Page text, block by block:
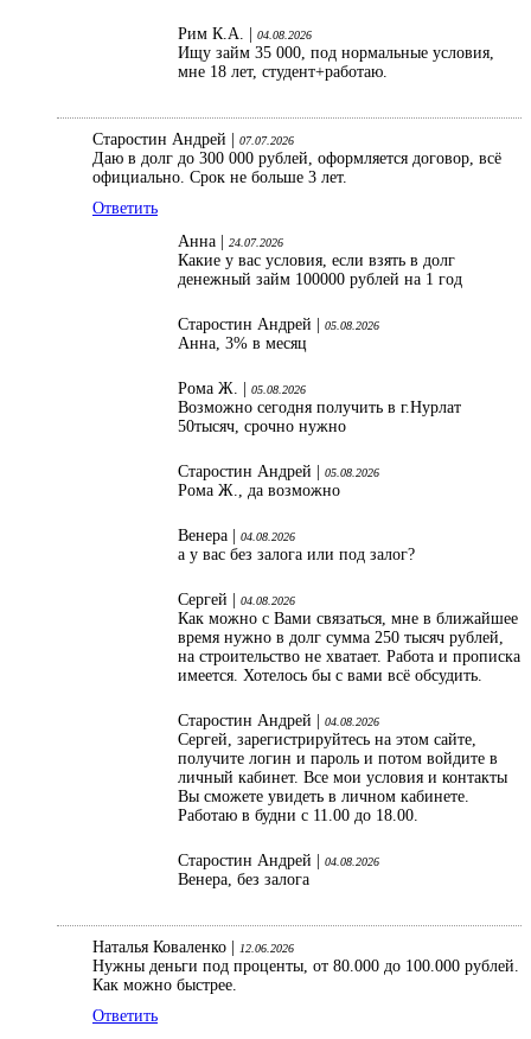
Рим К.А. | 04.08.2026
Ищу займ 35 000, под нормальные условия,
мне 18 лет, студент+работаю.
Старостин Андрей | 07.07.2026
Даю в долг до 300 000 рублей, оформляется договор, всё
официально. Срок не больше 3 лет.
Ответить
Анна |
24.07.2026
Какие у вас условия, если взять в долг
денежный займ 100000 рублей на 1 год
Старостин Андрей | 05.08.2026
Анна, 3% в месяц
Рома Ж. | 05.08.2026
Возможно сегодня получить в г.Нурлат
50тысяч, срочно нужно
Старостин Андрей | 05.08.2026
Рома Ж., да возможно
Венера | 04.08.2026
а у вас без залога или под залог?
Сергей | 04.08.2026
Как можно с Вами связаться, мне в ближайшее
время нужно в долг сумма 250 тысяч рублей,
на строительство не хватает. Работа и прописка
имеется. Хотелось бы с вами всё обсудить.
Старостин Андрей | 04.08.2026
Сергей, зарегистрируйтесь на этом сайте,
получите логин и пароль и потом войдите в
личный кабинет. Все мои условия и контакты
Вы сможете увидеть в личном кабинете.
Работаю в будни с 11.00 до 18.00.
Старостин Андрей | 04.08.2026
Венера, без залога
Наталья Коваленко | 12.06.2026
Нужны деньги под проценты, от 80.000 до 100.000 рублей.
Как можно быстрее.
Ответить